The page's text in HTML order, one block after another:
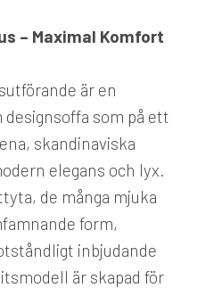
– Maximal Komfort
är en
som på ett
skandinaviska
elegans och lyx.
de många mjuka
form,
inbjudande
är skapad för